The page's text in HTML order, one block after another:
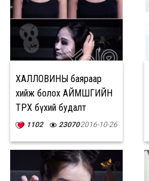
ХАЛЛОВИНЫ баяраар
хийж болох АЙМШГИЙН
ТӨРХ бүхий будалт
1102 230702016-10-26